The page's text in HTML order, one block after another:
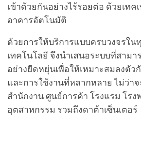
เข้าด้วยกันอย่างไร้รอยต่อ ด้วยเทค
อาคารอัตโนมัติ
ด้วยการให้บริการแบบครบวงจรใ
เทคโนโลยี จึงนำเสนอระบบที่สามา
อย่างยืดหยุ่นเพื่อให้เหมาะสมลงตัว
และการใช้งานที่หลากหลาย ไม่ว่าจ
สำนักงาน ศูนย์การค้า โรงแรม โรง
อุตสาหกรรม รวมถึงดาต้าเซ็นเตอร์